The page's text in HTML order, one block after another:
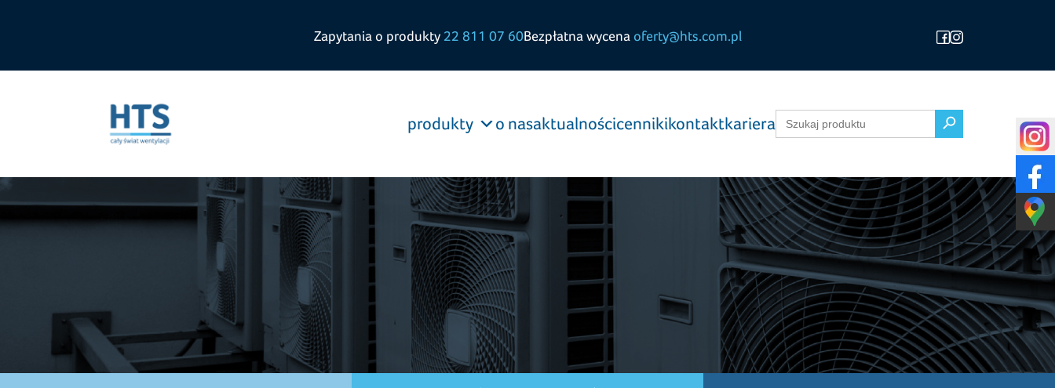
Zapytania o produkty 22 811 07 60Bezpłatna wycena oferty@hts.com.pl
produkty o nasaktualnościcennikikontaktkarieraSearch
for:
Search Button